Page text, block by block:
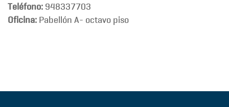
Teléfono: 948337703
Oficina: Pabellón A- octavo piso